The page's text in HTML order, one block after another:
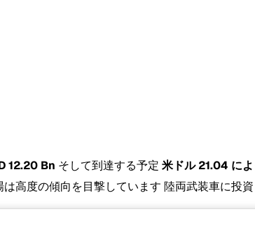
12.20 Bn そして到達する予定 米ドル 21.04 に
高度の傾向を目撃しています 陸両武装車に投